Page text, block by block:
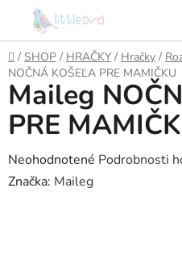
obsah
Domov
/ SHOP / HRAČKY / Hračky /
NOČNÁ KOŠEĽA PRE MAMIČKU
Maileg
PRE
Priemerné
hodnotenie
Neohodnotené Podrobnosti
Značka: Maileg